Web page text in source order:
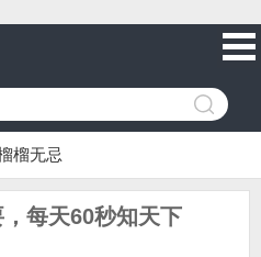
榴无忌
每天60秒知天下